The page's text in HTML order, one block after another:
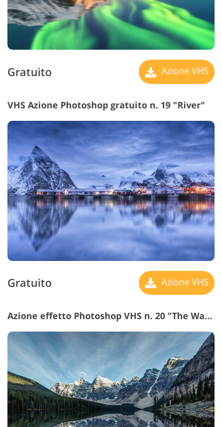
Gratuito Azione VHS
VHS Azione Photoshop gratuito n. 19 "River"
Gratuito Azione VHS
Azione effetto Photoshop VHS n. 20 "The Waves"